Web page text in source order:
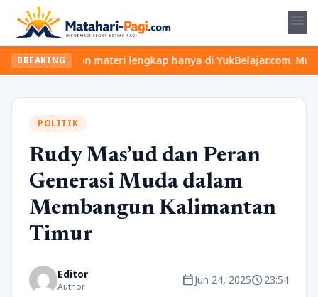
menu
BREAKING
seru dan materi lengkap hanya di YukBelajar.com. Mulai
POLITIK
Rudy Mas’ud dan Peran
Generasi Muda dalam
Membangun Kalimantan
Timur
Editor
Author calendar_todayJun 24, 2025schedule23:54